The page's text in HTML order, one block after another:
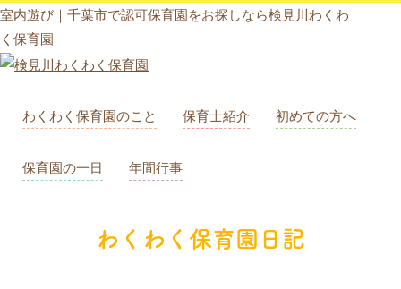
室内遊び｜千葉市で認可保育園をお探しなら検見川わくわ
く保育園
わくわく保育園のこと 保育士紹介 初めての方へ
保育園の一日 年間行事
わくわく保育園日記